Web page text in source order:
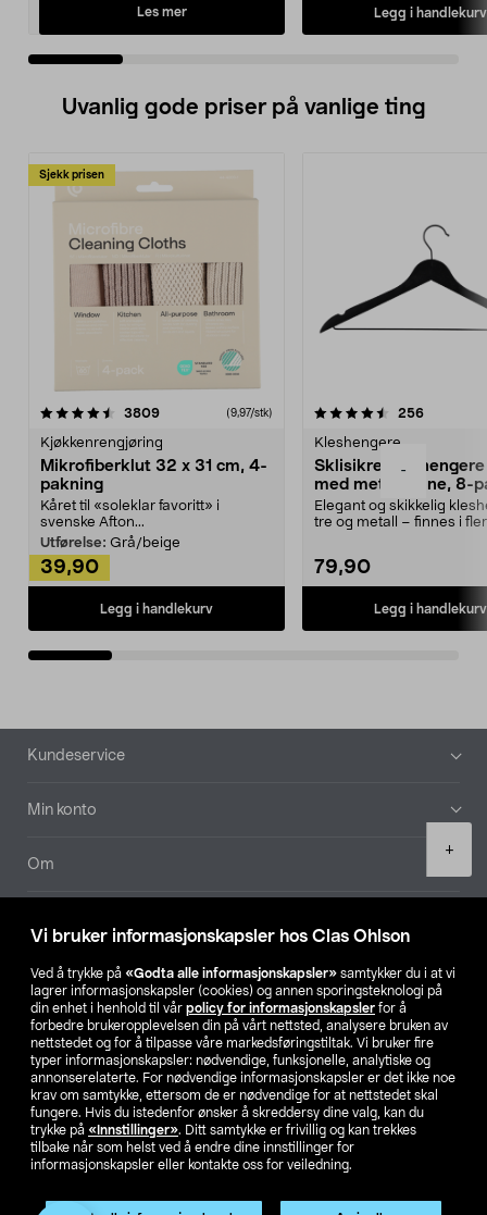
Vi bruker informasjonskapsler hos Clas Ohlson
Ved å trykke på «Godta alle informasjonskapsler» samtykker du i at vi
lagrer informasjonskapsler (cookies) og annen sporingsteknologi på
din enhet i henhold til vår policy for informasjonskapsler for å
forbedre brukeropplevelsen din på vårt nettsted, analysere bruken av
nettstedet og for å tilpasse våre markedsføringstiltak. Vi bruker fire
typer informasjonskapsler: nødvendige, funksjonelle, analytiske og
annonserelaterte. For nødvendige informasjonskapsler er det ikke noe
krav om samtykke, ettersom de er nødvendige for at nettstedet skal
fungere. Hvis du istedenfor ønsker å skreddersy dine valg, kan du
trykke på «Innstillinger». Ditt samtykke er frivillig og kan trekkes
tilbake når som helst ved å endre dine innstillinger for
informasjonskapsler eller kontakte oss for veiledning.
-
+
Les mer Legg i handlekurv
Uvanlig gode priser på vanlige ting
Sjekk prisen
3809anmeldelser(9,97/stk)
Kjøkkenrengjøring
Mikrofiberklut 32 x 31 cm, 4-
pakning
Kåret til «soleklar favoritt» i
svenske Afton...
Utførelse: Grå/beige
39,90
Legg i handlekurv
4.5av 5 stjerner 256
Kleshengere
Sklisikre
med metallpinne, 8-
Elegant og skikkelig
tre og metall – finnes i
79,90
Legg i handlekurv
4.5av 5 stjerner
Bunntekst
Kundeservice
Min konto
Om
Våre selskaper
Finn din butikk
SE NO FI